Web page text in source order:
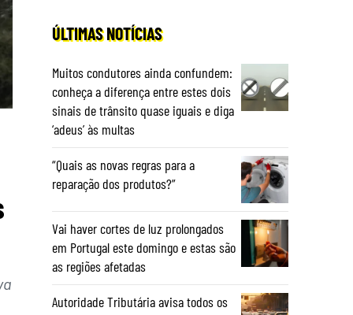
ÚLTIMAS NOTÍCIAS
Muitos condutores ainda confundem:
conheça a diferença entre estes dois
sinais de trânsito quase iguais e diga
‘adeus’ às multas
“Quais as novas regras para a
reparação dos produtos?”
Vai haver cortes de luz prolongados
em Portugal este domingo e estas são
as regiões afetadas
Autoridade Tributária avisa todos os